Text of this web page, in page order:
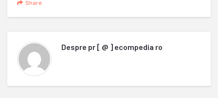
Share
Despre pr [ @ ] ecompedia ro